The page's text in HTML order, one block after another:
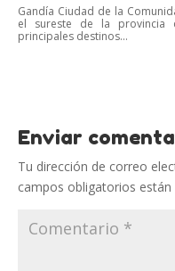
Gandía Ciudad de la
el sureste de la provincia
principales destinos...
Enviar
Tu dirección de correo
campos obligatorios